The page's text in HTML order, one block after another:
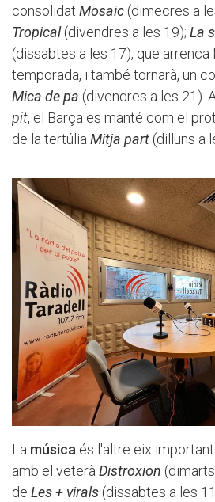
consolidat Mosaic (dimecres a
Tropical(divendres a les 19); La
(dissabtes a les 17), que arrenca
temporada, i també tornarà, un
Mica de pa (divendres a les 21).
pit, el Barça es manté com el
de la tertúlia Mitja part (dilluns a
La música és l'altre eix
amb el veteràDistroxion
de Les + virals (dissabtes a les